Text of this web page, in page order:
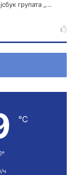
групата „...
℃
ч